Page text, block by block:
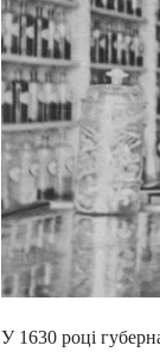
У 1630 році